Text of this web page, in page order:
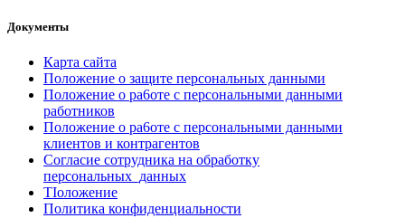
Документы
Карта сайта
Положение o защите персональных данными
Положение o pa6oтe c персональными данными
работников
Положение o pa6oтe c персональными данными
клиентов и контрагентов
Согласие сотрудника на обработку
персональных_данных
TIоложение
Политика конфиденциальности